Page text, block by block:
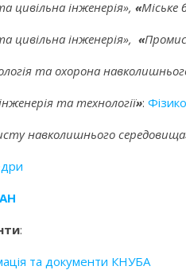
цивільна інженерія», «Міське
цивільна інженерія», «
та охорона
та технології»:
навколишнього середовища
:
та документи КНУБА